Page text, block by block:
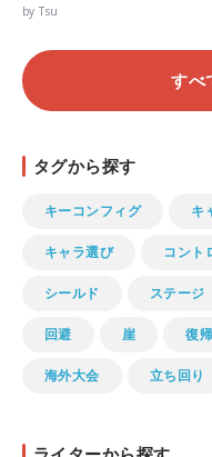
by Tsu
すべ
タグから探す
キーコンフィグ キ
キャラ選び コント
シールド ステージ
回避 崖 復
海外大会 立ち回り